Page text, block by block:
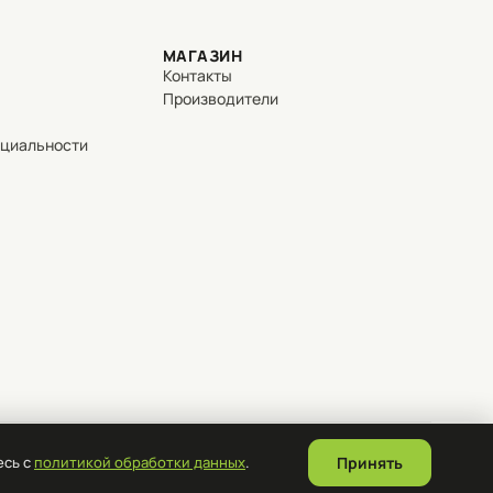
МАГАЗИН
Контакты
Производители
с политикой обработки данных. Принять